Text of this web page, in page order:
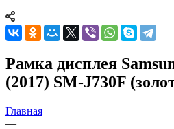
Рамка дисплея
(2017) SM-J730F
Главная
—